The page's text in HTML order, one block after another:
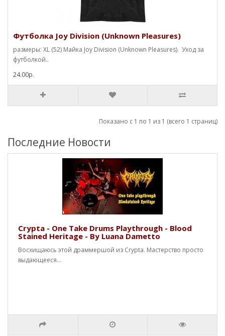
Футболка Joy Division (Unknown Pleasures)
размеры: XL (52) Майка Joy Division (Unknown Pleasures). Уход за
футболкой..
24.00р.
Показано с 1 по 1 из 1 (всего 1 страниц)
Последние Новости
Crypta - One Take Drums Playthrough - Blood
Stained Heritage - By Luana Dametto
Восхищаюсь этой драммершой из Crypta. Мастерство просто
выдающееся...